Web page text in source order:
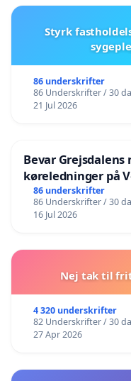
Styrk
86 underskrifter
86 Underskrifter / 30
21 Jul 2026
Bevar
køreledninger på
86 underskrifter
86 Underskrifter / 30
16 Jul 2026
Nej tak til
4 320 underskrifter
82 Underskrifter / 30
27 Apr 2026